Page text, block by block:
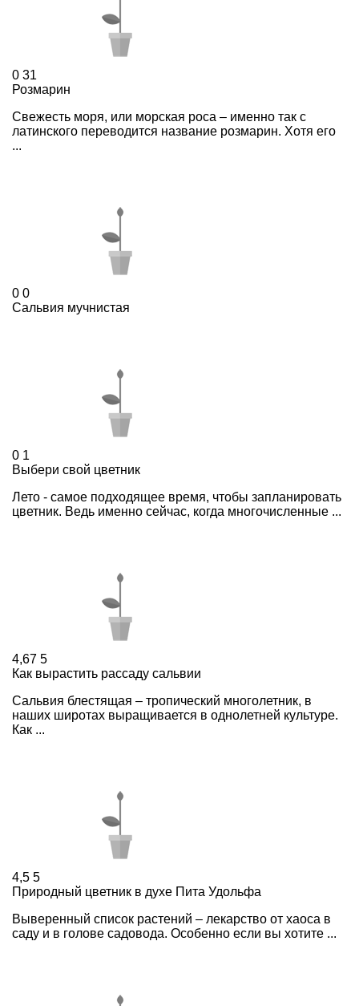
0 31
Розмарин
Свежесть моря, или морская роса – именно так с
латинского переводится название розмарин. Хотя его
...
0 0
Сальвия мучнистая
0 1
Выбери свой цветник
Лето - самое подходящее время, чтобы запланировать
цветник. Ведь именно сейчас, когда многочисленные ...
4,67 5
Как вырастить рассаду сальвии
Сальвия блестящая – тропический многолетник, в
наших широтах выращивается в однолетней культуре.
Как ...
4,5 5
Природный цветник в духе Пита Удольфа
Выверенный список растений – лекарство от хаоса в
саду и в голове садовода. Особенно если вы хотите ...